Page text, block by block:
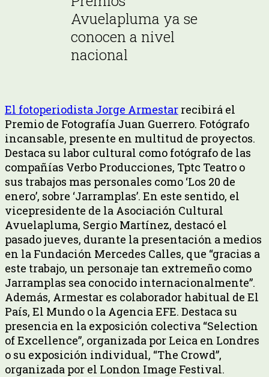
Avuelapluma ya se
conocen a nivel
nacional
El fotoperiodista Jorge Armestar recibirá el
Premio de Fotografía Juan Guerrero. Fotógrafo
incansable, presente en multitud de proyectos.
Destaca su labor cultural como fotógrafo de las
compañías Verbo Producciones, Tptc Teatro o
sus trabajos mas personales como ‘Los 20 de
enero’, sobre ‘Jarramplas’. En este sentido, el
vicepresidente de la Asociación Cultural
Avuelapluma, Sergio Martínez, destacó el
pasado jueves, durante la presentación a medios
en la Fundación Mercedes Calles, que “gracias a
este trabajo, un personaje tan extremeño como
Jarramplas sea conocido internacionalmente”.
Además, Armestar es colaborador habitual de El
País, El Mundo o la Agencia EFE. Destaca su
presencia en la exposición colectiva “Selection
of Excellence”, organizada por Leica en Londres
o su exposición individual, “The Crowd”,
organizada por el London Image Festival.